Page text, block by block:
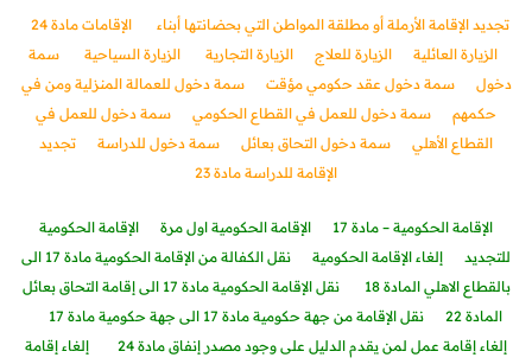
تجديد الإقامة الأرملة أو مطلقة المواطن التي بحضانتها أبناء
الإقامات مادة 24
الزيارة العائلية
الزيارة للعلاج الزيارة التجارية الزيارة السياحية
سمة
دخول
سمة دخول عقد حكومي مؤقت
سمة دخول للعمالة المنزلية ومن في
حكمهم
سمة دخول للعمل في القطاع الحكومي
سمة دخول للعمل في
القطاع الأهلي
سمة دخول التحاق بعائل سمة دخول للدراسة
تجديد
الإقامة للدراسة مادة 23
الإقامة الحكومية – مادة 17 الإقامة الحكومية اول مرة
الإقامة الحكومية
للتجديد
إلغاء الإقامة الحكومية
نقل الكفالة من الإقامة الحكومية مادة 17 الى
بالقطاع الاهلي المادة 18
نقل الإقامة الحكومية مادة 17 الى إقامة التحاق بعائل
المادة 22
نقل الإقامة من جهة حكومية مادة 17 الى جهة حكومية مادة 17
إلغاء إقامة عمل لمن يقدم الدليل على وجود مصدر إنفاق مادة 24
إلغاء إقامة